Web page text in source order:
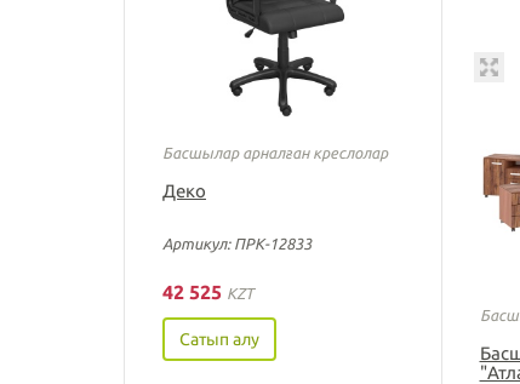
Басшылар арналған креслолар
Деко
Артикул: ПРК-12833
42 525 KZT
Сатып алу